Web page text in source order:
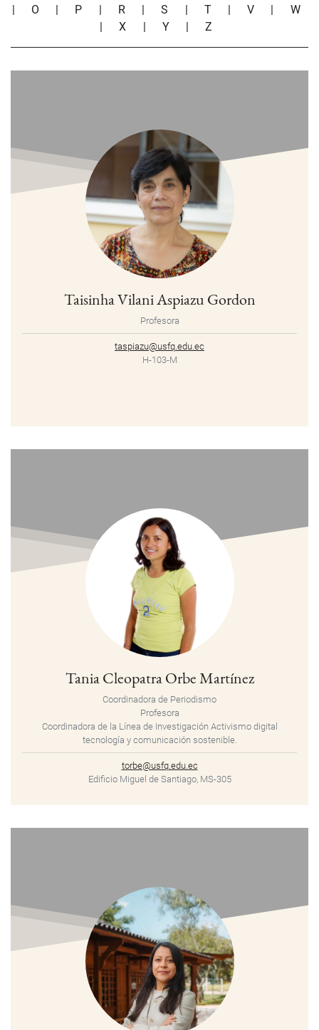
| O | P | R |S | T |V | W
|X | Y |Z
Taisinha Vilani Aspiazu Gordon
Profesora
taspiazu@usfq.edu.ec
H-103-M
Tania Cleopatra Orbe Martínez
Coordinadora de Periodismo
Profesora
Coordinadora de la Línea de Investigación Activismo digital
tecnología y comunicación sostenible.
torbe@usfq.edu.ec
Edificio Miguel de Santiago, MS-305